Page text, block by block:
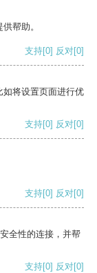
帮助。
支持[0] 反对[0]
如将设置页面进行优
支持[0] 反对[0]
支持[0] 反对[0]
全性的连接，并帮
支持[0] 反对[0]